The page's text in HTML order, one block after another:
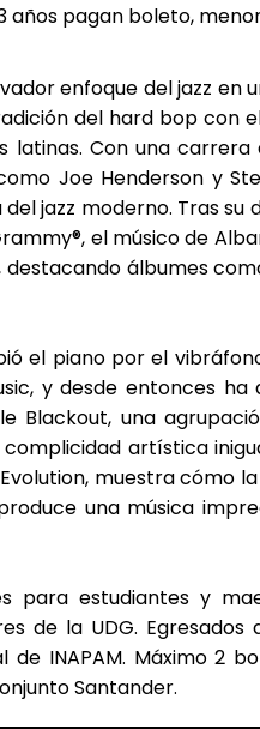
años pagan boleto,
enfoque del jazz en
del hard bop con
latinas. Con una carrera
Joe Henderson y
jazz moderno. Tras su
el músico de
destacando álbumes
el piano por el
y desde entonces ha
Blackout, una
artística
muestra cómo
una música
para estudiantes y
de la UDG. Egresados
INAPAM. Máximo 2
Santander.